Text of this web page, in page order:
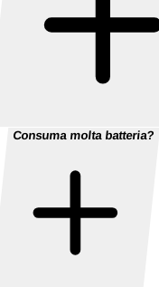
Consuma molta batteria?